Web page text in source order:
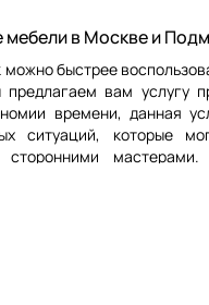
мебели в Москве и
можно быстрее
вам услугу
времени, данная
ситуаций, которые
сторонними